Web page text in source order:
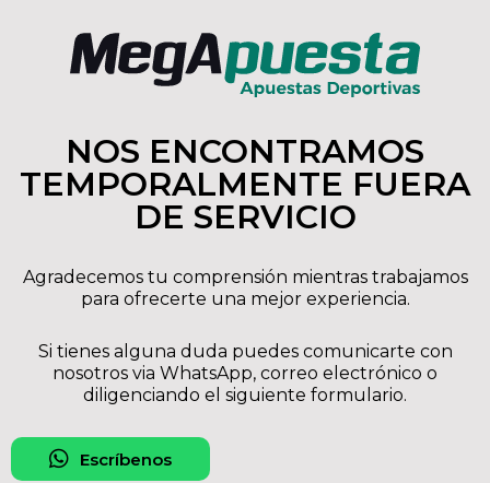
NOS ENCONTRAMOS
TEMPORALMENTE FUERA
DE SERVICIO
Agradecemos tu comprensión mientras trabajamos
para ofrecerte una mejor experiencia.
Si tienes alguna duda puedes comunicarte con
nosotros via WhatsApp, correo electrónico o
diligenciando el siguiente formulario.
Escríbenos